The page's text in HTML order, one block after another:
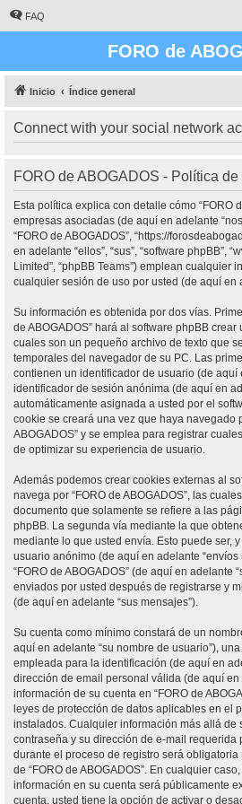
FAQ
FORO de
Inicio Índice general
Connect with your social network
FORO de ABOGADOS - Política
Esta política explica con detalle cómo “FORO
empresas asociadas (de aquí en adelante
“FORO de ABOGADOS”, “https://
en adelante “ellos”, “sus”, “software phpBB”,
Limited”, “phpBB Teams”) emplean cualquier
cualquier sesión de uso por usted (de aquí en
Su información es obtenida por dos vías.
de ABOGADOS” hará al software phpBB
cuales son un pequeño archivo de texto que
temporales del navegador de su PC. Las
contienen un identificador de usuario (de aquí
identificador de sesión anónima (de aquí en
automáticamente asignada a usted por el
cookie se creará una vez que haya navegado
ABOGADOS” y se emplea para registrar
de optimizar su experiencia de usuario.
Además podemos crear cookies externas al
navega por “FORO de ABOGADOS”, las
documento que solamente se refiere a las
phpBB. La segunda vía mediante la que
mediante lo que usted envía. Esto puede ser,
usuario anónimo (de aquí en adelante “envíos
“FORO de ABOGADOS” (de aquí en adelante
enviados por usted después de registrarse y
(de aquí en adelante “sus mensajes”).
Su cuenta como mínimo constará de un
aquí en adelante “su nombre de usuario”),
empleada para la identificación (de aquí en
dirección de email personal válida (de aquí en
información de su cuenta en “FORO de
leyes de protección de datos aplicables en el
instalados. Cualquier información más allá de
contraseña y su dirección de e-mail requerida
durante el proceso de registro será
de “FORO de ABOGADOS”. En cualquier
información en su cuenta será públicamente
cuenta, usted tiene la opción de activar o